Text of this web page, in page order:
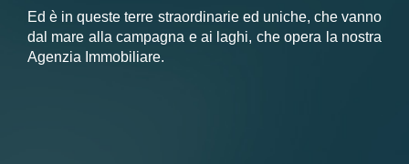
Ed è in queste terre straordinarie ed uniche, che vanno
dal mare alla campagna e ai laghi, che opera la nostra
Agenzia Immobiliare.